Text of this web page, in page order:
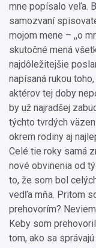
mne popísalo veľa.
samozvaní
mojom mene – ,,o
skutočné mená
najdôležitejšie
napísaná rukou
aktérov tej doby
by už najradšej
týchto tvrdých
okrem rodiny aj
Celé tie roky samá
nové obvinenia od
to, že som bol
vedľa mňa. Pritom
prehovorím?
Keby som
tom, ako sa